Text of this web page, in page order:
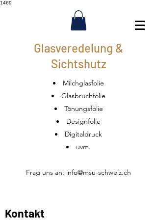
1469
Glasveredelung &
Sichtshutz
Milchglasfolie
Glasbruchfolie
Tönungsfolie
Designfolie
Digitaldruck
uvm.
Frag uns an: info@msu-schweiz.ch
Kontakt